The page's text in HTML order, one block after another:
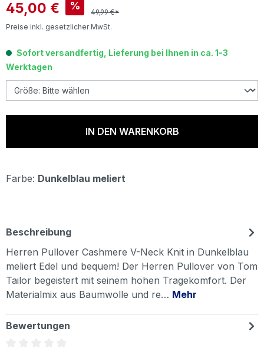
Verkaufspreis:
45,00 € %
49,99 €*
Preise inkl. gesetzlicher MwSt.
Sofort versandfertig, Lieferung bei Ihnen in ca. 1-3
Werktagen
IN DEN WARENKORB
Farbe: Dunkelblau meliert
Beschreibung
Herren Pullover Cashmere V-Neck Knit in Dunkelblau
meliert Edel und bequem! Der Herren Pullover von Tom
Tailor begeistert mit seinem hohen Tragekomfort. Der
Materialmix aus Baumwolle und re… Mehr
Bewertungen